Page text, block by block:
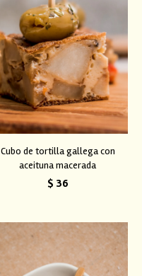
Cubo de tortilla gallega con
aceituna macerada
$ 36